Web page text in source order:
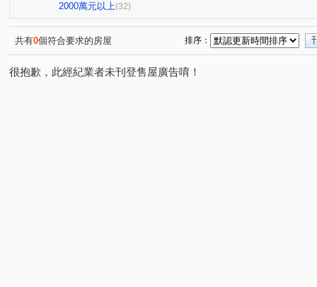
2000萬元以上(32)
共有0個符合要求的房屋 排序：
很抱歉，此經紀業者未刊登售屋廣告唷！